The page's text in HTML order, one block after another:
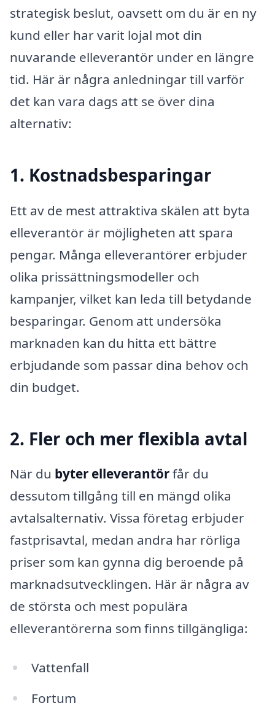
strategisk beslut, oavsett om du är en ny
kund eller har varit lojal mot din
nuvarande elleverantör under en längre
tid. Här är några anledningar till varför
det kan vara dags att se över dina
alternativ:
1. Kostnadsbesparingar
Ett av de mest attraktiva skälen att byta
elleverantör är möjligheten att spara
pengar. Många elleverantörer erbjuder
olika prissättningsmodeller och
kampanjer, vilket kan leda till betydande
besparingar. Genom att undersöka
marknaden kan du hitta ett bättre
erbjudande som passar dina behov och
din budget.
2. Fler och mer flexibla avtal
När du byter elleverantörfår du
dessutom tillgång till en mängd olika
avtalsalternativ. Vissa företag erbjuder
fastprisavtal, medan andra har rörliga
priser som kan gynna dig beroende på
marknadsutvecklingen. Här är några av
de största och mest populära
elleverantörerna som finns tillgängliga:
Vattenfall
Fortum